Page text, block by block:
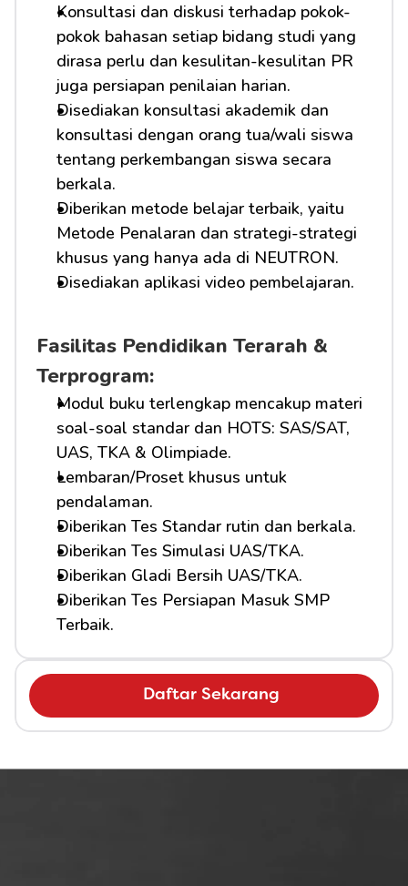
Daftar Sekarang
Konsultasi dan diskusi terhadap pokok-
pokok bahasan setiap bidang studi yang
dirasa perlu dan kesulitan-kesulitan PR
juga persiapan penilaian harian.
Disediakan konsultasi akademik dan
konsultasi dengan orang tua/wali siswa
tentang perkembangan siswa secara
berkala.
Diberikan metode belajar terbaik, yaitu
Metode Penalaran dan strategi-strategi
khusus yang hanya ada di NEUTRON.
Disediakan aplikasi video pembelajaran.
Fasilitas Pendidikan Terarah &
Terprogram:
Modul buku terlengkap mencakup materi
soal-soal standar dan HOTS: SAS/SAT,
UAS, TKA & Olimpiade.
Lembaran/Proset khusus untuk
pendalaman.
Diberikan Tes Standar rutin dan berkala.
Diberikan Tes Simulasi UAS/TKA.
Diberikan Gladi Bersih UAS/TKA.
Diberikan Tes Persiapan Masuk SMP
Terbaik.